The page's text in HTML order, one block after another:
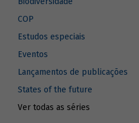
COP
Estudos especiais
Eventos
Lançamentos de publicações
States of the future
Ver todas as séries